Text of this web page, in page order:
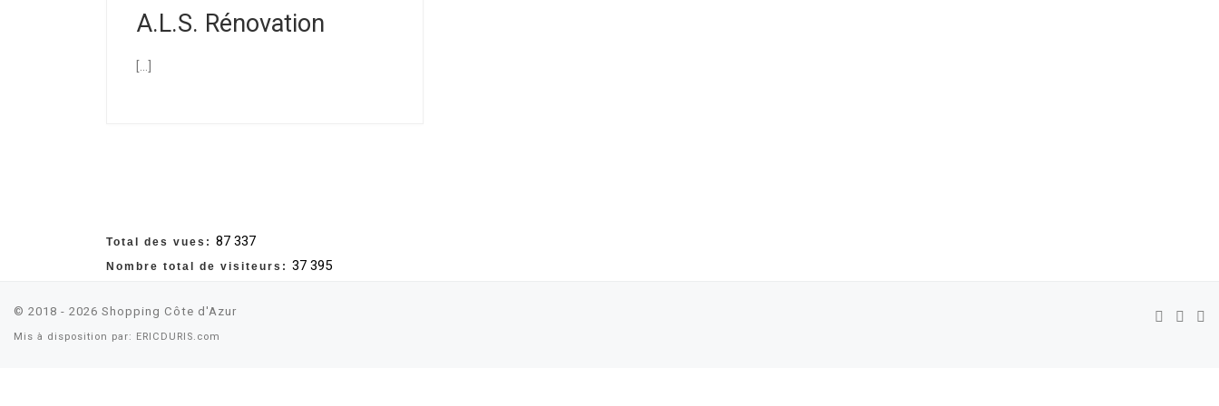
A.L.S. Rénovation
[…]
Total des vues: 87 337
Nombre total de visiteurs: 37 395
© 2018 - 2026 Shopping Côte d'Azur
Mis à disposition par: ERICDURIS.com